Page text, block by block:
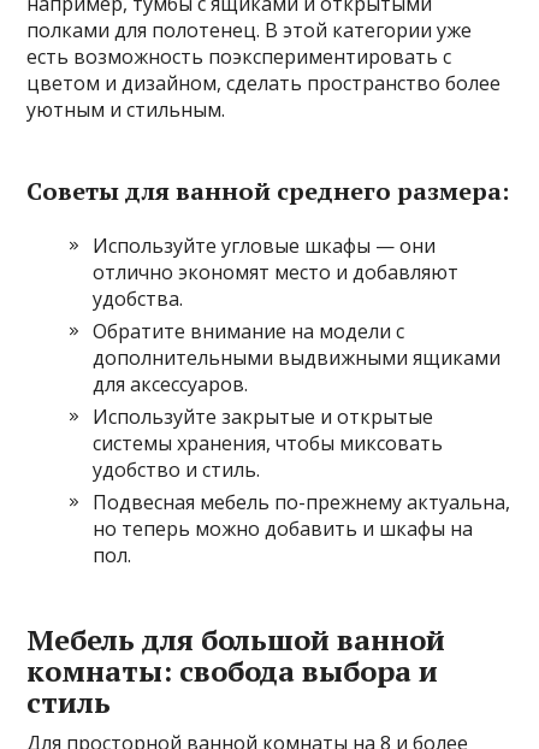
полками для полотенец. В этой категории уже
есть возможность поэкспериментировать с
цветом и дизайном, сделать пространство более
уютным и стильным.
Советы для ванной среднего размера:
Используйте угловые шкафы — они
отлично экономят место и добавляют
удобства.
Обратите внимание на модели с
дополнительными выдвижными ящиками
для аксессуаров.
Используйте закрытые и открытые
системы хранения, чтобы миксовать
удобство и стиль.
Подвесная мебель по-прежнему актуальна,
но теперь можно добавить и шкафы на
пол.
Мебель для большой ванной
комнаты: свобода выбора и
стиль
Для просторной ванной комнаты на 8 и более